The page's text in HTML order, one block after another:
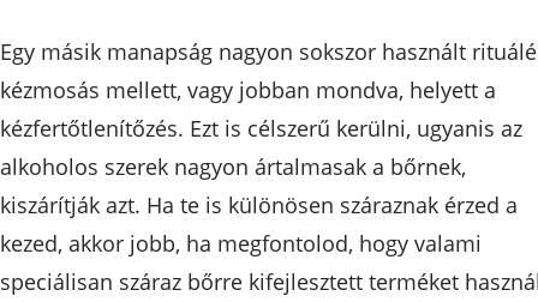
Egy másik manapság nagyon sokszor használt
kézmosás mellett, vagy jobban mondva, helyett a
kézfertőtlenítőzés. Ezt is célszerű kerülni, ugyanis az
alkoholos szerek nagyon ártalmasak a bőrnek,
kiszárítják azt. Ha te is különösen száraznak érzed a
kezed, akkor jobb, ha megfontolod, hogy valami
speciálisan száraz bőrre kifejlesztett terméket